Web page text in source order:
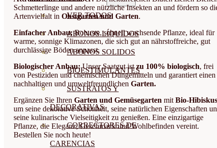
VER TODOS
ABONOS LÍQUIDOS
ABONOS SOLIDOS
BIOESTIMULANTES
SUSTRATOS Y
DECORATIVAS
CORRECTORES DE
CARENCIAS
Schmetterlinge und andere nützliche Insekten an und fördern so
Artenvielfalt in Obstgarten und Garten.
Einfacher Anbau:Robuste, schnell wachsende Pflanze, ideal für
warme, sonnige Klimazonen, die sich gut an nährstoffreiche, gut
durchlässige Böden anpasst.
Biologischer Anbau:Unser Saatgut istzu 100% biologisch, frei
von Pestiziden und chemischen Düngemitteln und garantiert einen
nachhaltigen und umweltfreundlichen Garten.
Ergänzen Sie Ihren Garten und Gemüsegarten mit Bio-Hibiskus
um seine dekorative Schönheit, seine natürlichen Eigenschaften
seine kulinarische Vielseitigkeit zu genießen. Eine einzigartige
Pflanze, die Eleganz, Geschmack und Wohlbefinden vereint.
Bestellen Sie noch heute!